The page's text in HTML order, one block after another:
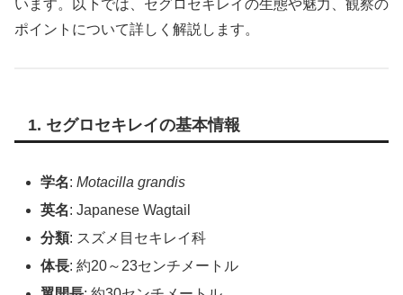
います。以下では、セグロセキレイの生態や魅力、観察の
ポイントについて詳しく解説します。
1. セグロセキレイの基本情報
学名:Motacilla grandis
英名: Japanese Wagtail
分類: スズメ目セキレイ科
体長: 約20～23センチメートル